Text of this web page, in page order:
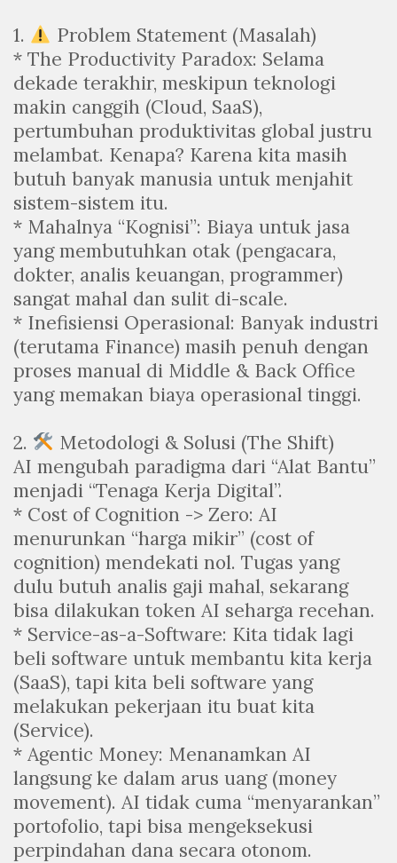
1.
Problem Statement (Masalah)
* The Productivity Paradox: Selama
dekade terakhir, meskipun teknologi
makin canggih (Cloud, SaaS),
pertumbuhan produktivitas global justru
melambat. Kenapa? Karena kita masih
butuh banyak manusia untuk menjahit
sistem-sistem itu.
* Mahalnya “Kognisi”: Biaya untuk jasa
yang membutuhkan otak (pengacara,
dokter, analis keuangan, programmer)
sangat mahal dan sulit di-scale.
* Inefisiensi Operasional: Banyak industri
(terutama Finance) masih penuh dengan
proses manual di Middle & Back Office
yang memakan biaya operasional tinggi.
2.
Metodologi & Solusi (The Shift)
AI mengubah paradigma dari “Alat Bantu”
menjadi “Tenaga Kerja Digital”.
* Cost of Cognition -> Zero: AI
menurunkan “harga mikir” (cost of
cognition) mendekati nol. Tugas yang
dulu butuh analis gaji mahal, sekarang
bisa dilakukan token AI seharga recehan.
* Service-as-a-Software: Kita tidak lagi
beli software untuk membantu kita kerja
(SaaS), tapi kita beli software yang
melakukan pekerjaan itu buat kita
(Service).
* Agentic Money: Menanamkan AI
langsung ke dalam arus uang (money
movement). AI tidak cuma “menyarankan”
portofolio, tapi bisa mengeksekusi
perpindahan dana secara otonom.